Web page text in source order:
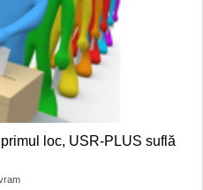
loc, USR-PLUS suflă